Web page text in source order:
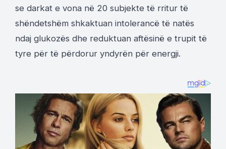
se darkat e vona në 20 subjekte të rritur të
shëndetshëm shkaktuan intolerancë të natës
ndaj glukozës dhe reduktuan aftësinë e trupit të
tyre për të përdorur yndyrën për energji.